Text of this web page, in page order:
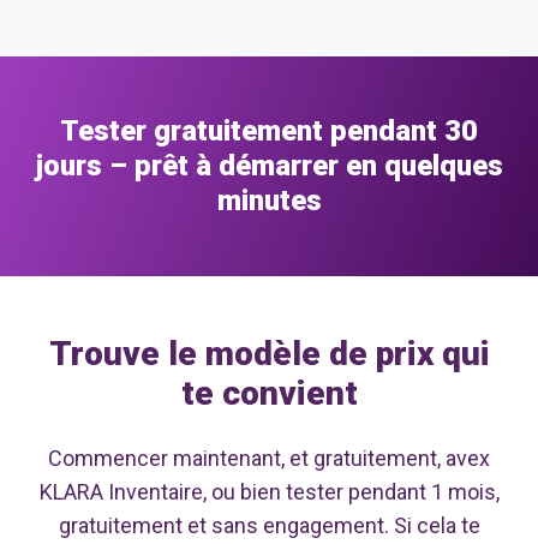
Tester gratuitement pendant 30
jours – prêt à démarrer en quelques
minutes
Trouve le modèle de prix qui
te convient
Commencer maintenant, et gratuitement, avex
KLARA Inventaire, ou bien tester pendant 1 mois,
gratuitement et sans engagement. Si cela te